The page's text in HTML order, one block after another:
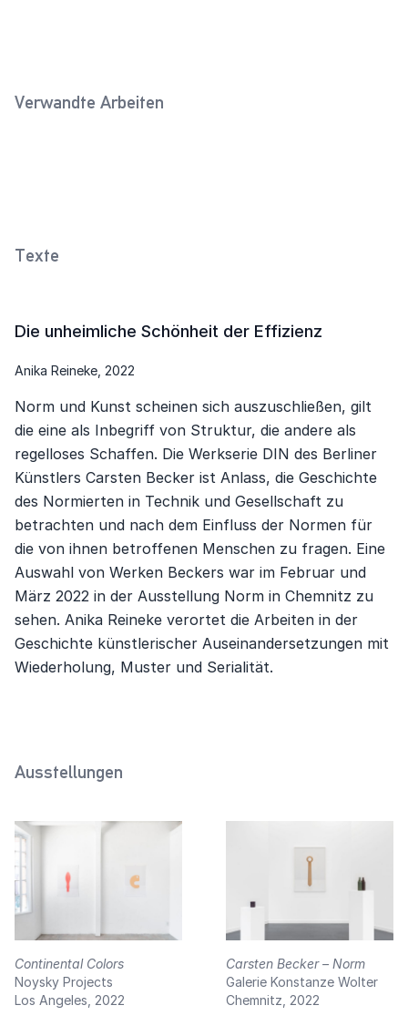
Verwandte Arbeiten
Texte
Die unheimliche Schönheit der Effizienz
Anika Reineke, 2022
Norm und Kunst scheinen sich auszuschließen, gilt
die eine als Inbegriff von Struktur, die andere als
regelloses Schaffen. Die Werkserie DIN des Berliner
Künstlers Carsten Becker ist Anlass, die Geschichte
des Normierten in Technik und Gesellschaft zu
betrachten und nach dem Einfluss der Normen für
die von ihnen betroffenen Menschen zu fragen. Eine
Auswahl von Werken Beckers war im Februar und
März 2022 in der Ausstellung Norm in Chemnitz zu
sehen. Anika Reineke verortet die Arbeiten in der
Geschichte künstlerischer Auseinandersetzungen mit
Wiederholung, Muster und Serialität.
Ausstellungen
Continental Colors
Noysky Projects
Los Angeles, 2022
Carsten Becker – Norm
Galerie Konstanze Wolter
Chemnitz, 2022